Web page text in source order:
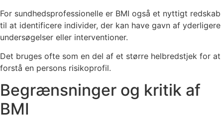
For sundhedsprofessionelle er BMI også et nyttigt redskab
til at identificere individer, der kan have gavn af yderligere
undersøgelser eller interventioner.
Det bruges ofte som en del af et større helbredstjek for at
forstå en persons risikoprofil.
Begrænsninger og kritik af
BMI